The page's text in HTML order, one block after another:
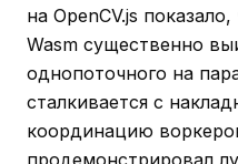
на OpenCV.js
Wasm существенно
однопоточного на
сталкивается с
координацию